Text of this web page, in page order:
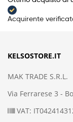
Acquirente
KELSOSTORE.IT
MAK TRADE S.R.L.
Via Ferrarese 3 -
VAT: